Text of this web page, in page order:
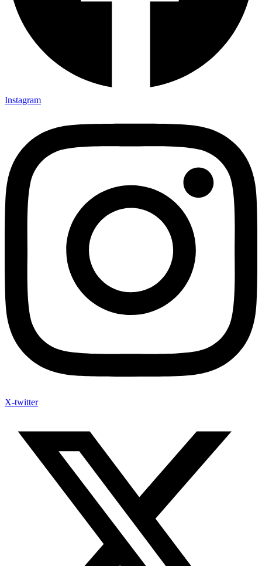
Instagram
X-twitter